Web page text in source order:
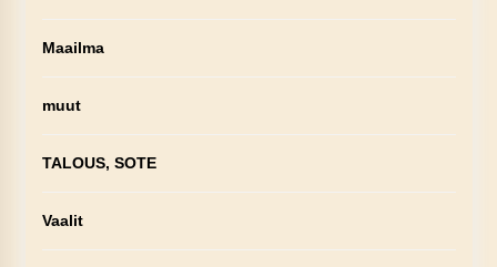
Maailma
muut
TALOUS, SOTE
Vaalit